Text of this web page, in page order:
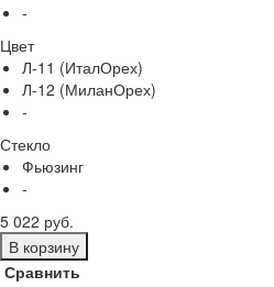
-
Цвет
Л-11 (ИталОрех)
Л-12 (МиланОрех)
-
Стекло
Фьюзинг
-
5 022 руб.
В корзину
Сравнить